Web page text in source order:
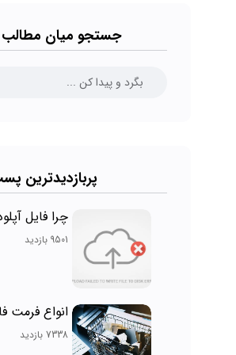
جستجو میان مطالب
پربازدیدترین
چرا فایل
9501 بازدید
انواع فرمت
7338 بازدید